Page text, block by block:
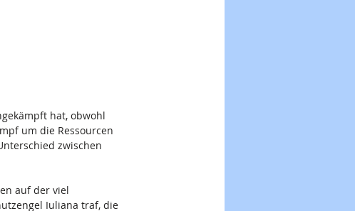
hat, obwohl
um die Ressourcen
zwischen
auf der viel
Iuliana traf, die